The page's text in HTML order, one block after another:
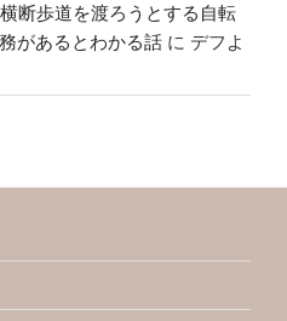
断歩道を渡ろうとする自転
があるとわかる話 に デフよ